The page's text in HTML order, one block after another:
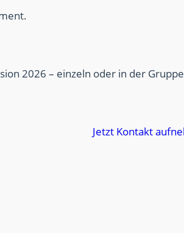
2026 – einzeln oder in der Gruppe
Jetzt Kontakt